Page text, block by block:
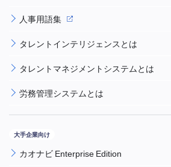
人事用語集
タレントインテリジェンスとは
タレントマネジメントシステムとは
労務管理システムとは
カオナビ Enterprise Edition